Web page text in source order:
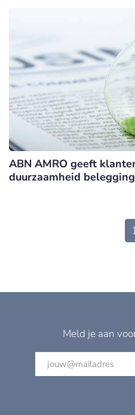
ABN AMRO geeft
duurzaamheid
Meld je aan